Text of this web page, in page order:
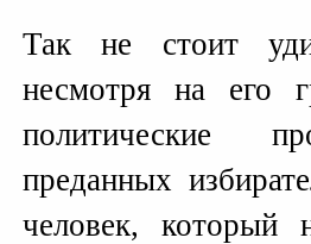
Так не стоит
несмотря на его
политические
преданных
человек, который